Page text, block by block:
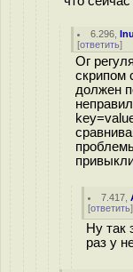
6.296 ,
[ответить]
Ог
скрипом
должен
7.417 ,
[ответить]
Ну так
раз у